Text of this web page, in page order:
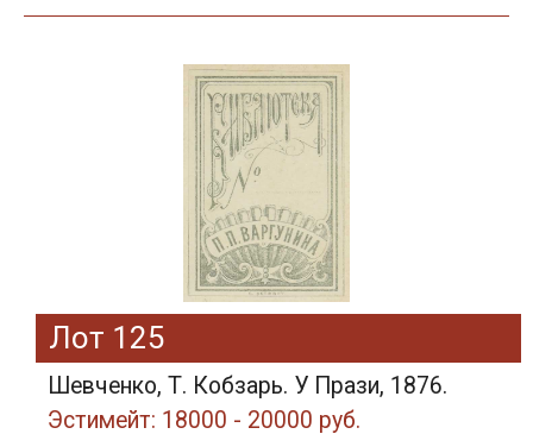
Лот 125
Шевченко, Т. Кобзарь. У Прази, 1876.
Эстимейт: 18000 - 20000 руб.